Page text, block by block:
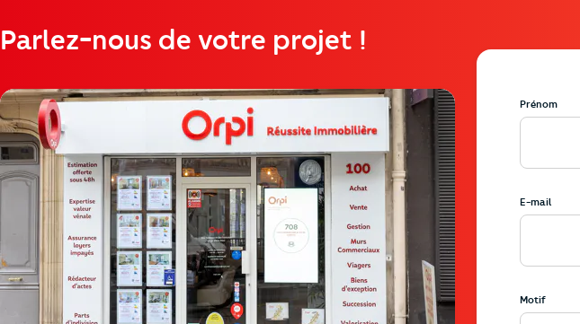
Parlez-nous de votre projet !
https://cutjhqvjma.cloudimg.io/_prod_/telemaque/
Prénom
E-mail
Motif